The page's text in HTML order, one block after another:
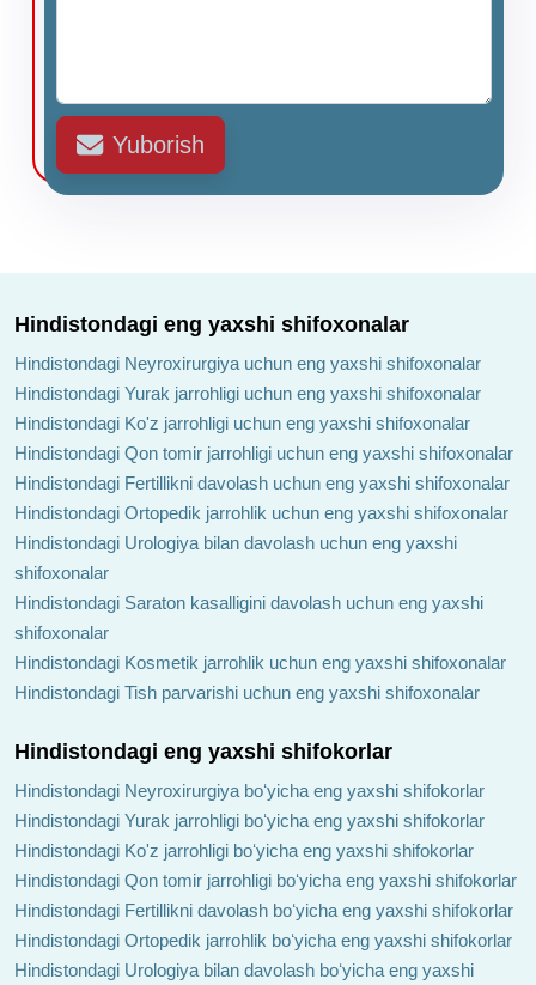
Yuborish
Hindistondagi eng yaxshi shifoxonalar
Hindistondagi Neyroxirurgiya uchun eng yaxshi shifoxonalar
Hindistondagi Yurak jarrohligi uchun eng yaxshi shifoxonalar
Hindistondagi Ko'z jarrohligi uchun eng yaxshi shifoxonalar
Hindistondagi Qon tomir jarrohligi uchun eng yaxshi shifoxonalar
Hindistondagi Fertillikni davolash uchun eng yaxshi shifoxonalar
Hindistondagi Ortopedik jarrohlik uchun eng yaxshi shifoxonalar
Hindistondagi Urologiya bilan davolash uchun eng yaxshi
shifoxonalar
Hindistondagi Saraton kasalligini davolash uchun eng yaxshi
shifoxonalar
Hindistondagi Kosmetik jarrohlik uchun eng yaxshi shifoxonalar
Hindistondagi Tish parvarishi uchun eng yaxshi shifoxonalar
Hindistondagi eng yaxshi shifokorlar
Hindistondagi Neyroxirurgiya boʻyicha eng yaxshi shifokorlar
Hindistondagi Yurak jarrohligi boʻyicha eng yaxshi shifokorlar
Hindistondagi Ko'z jarrohligi boʻyicha eng yaxshi shifokorlar
Hindistondagi Qon tomir jarrohligi boʻyicha eng yaxshi shifokorlar
Hindistondagi Fertillikni davolash boʻyicha eng yaxshi shifokorlar
Hindistondagi Ortopedik jarrohlik boʻyicha eng yaxshi shifokorlar
Hindistondagi Urologiya bilan davolash boʻyicha eng yaxshi